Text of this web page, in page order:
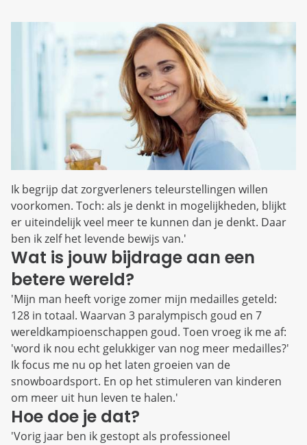
Ik begrijp dat zorgverleners teleurstellingen willen
voorkomen. Toch: als je denkt in mogelijkheden, blijkt
er uiteindelijk veel meer te kunnen dan je denkt. Daar
ben ik zelf het levende bewijs van.'
Wat is jouw bijdrage aan een
betere wereld?
'Mijn man heeft vorige zomer mijn medailles geteld:
128 in totaal. Waarvan 3 paralympisch goud en 7
wereldkampioenschappen goud. Toen vroeg ik me af:
'word ik nou echt gelukkiger van nog meer medailles?'
Ik focus me nu op het laten groeien van de
snowboardsport. En op het stimuleren van kinderen
om meer uit hun leven te halen.'
Hoe doe je dat?
'Vorig jaar ben ik gestopt als professioneel